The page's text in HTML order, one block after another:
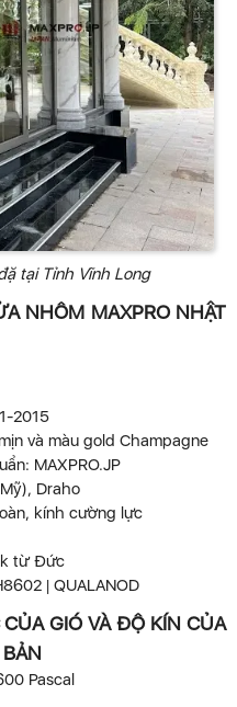
tại Tỉnh Vĩnh Long
NHÔM MAXPRO NHẬT
2015
và màu gold Champagne
MAXPRO.JP
Draho
kính cường lực
từ Đức
| QUALANOD
GIÓ VÀ ĐỘ KÍN CỦA
Pascal